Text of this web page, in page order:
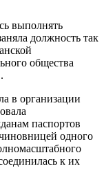
выполнять
должность так
общества
в организации
паспортов
одного
к их